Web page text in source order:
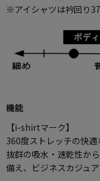
※アイシャツは衿回り
機能
【i-shirtマーク】
360度ストレッチの快適
抜群の吸水・速乾性か
備え、ビジネスカジュ